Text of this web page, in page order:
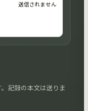
送信されません
記録の本文は送りま